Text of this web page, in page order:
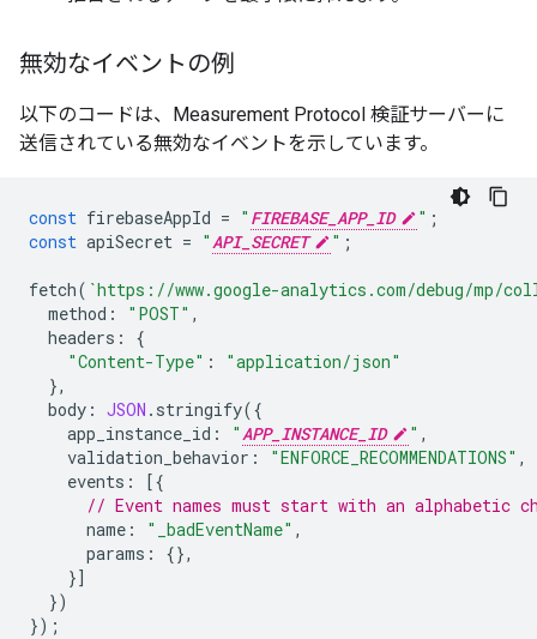
無効なイベントの例
以下のコードは、Measurement Protocol 検証サーバーに
送信されている無効なイベントを示しています。
const firebaseAppId = " FIREBASE_APP_ID " ;
const apiSecret = "API_SECRET " ;
fetch( `https://www.google-analytics.com/debug/mp/
method : "POST" ,
headers :
{
"Content-Type" :
"application/json"
},
body : JSON . stringify({
app_instance_id : "APP_INSTANCE_ID " ,
validation_behavior : "ENFORCE_RECOMMENDATIONS" ,
events :
[{
// Event names must start with an alphabetic
name : "_badEventName" ,
params :
{},
}]
})
});